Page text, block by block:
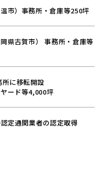
市）事務所・倉庫等250坪
県古賀市） 事務所・倉庫等
に移転開設
ード等4,000坪
定通関業者の認定取得